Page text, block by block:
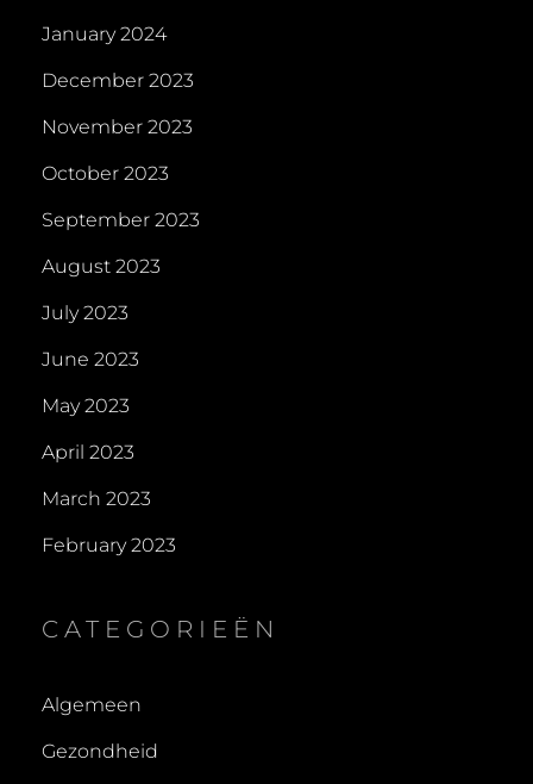
January 2024
December 2023
November 2023
October 2023
September 2023
August 2023
July 2023
June 2023
May 2023
April 2023
March 2023
February 2023
CATEGORIEËN
Algemeen
Gezondheid